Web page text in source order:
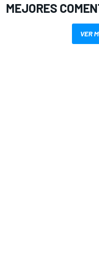
MEJORES
VER